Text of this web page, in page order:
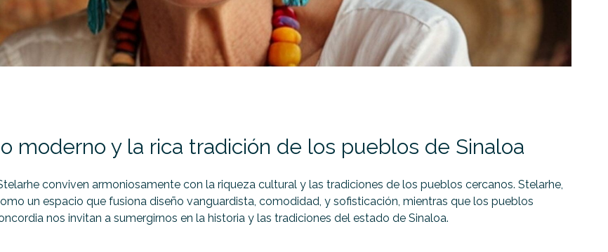
moderno y la rica tradición de los pueblos de Sinaloa
conviven armoniosamente con la riqueza cultural y las tradiciones de los pueblos cercanos. Stelarhe,
un espacio que fusiona diseño vanguardista, comodidad, y sofisticación, mientras que los pueblos
nos invitan a sumergirnos en la historia y las tradiciones del estado de Sinaloa.